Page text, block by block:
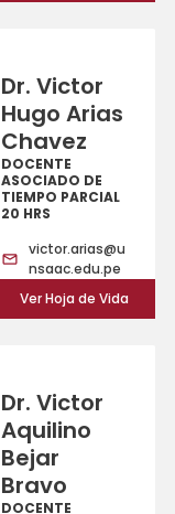
Dr. Victor
Hugo Arias
Chavez
DOCENTE
ASOCIADO DE
TIEMPO PARCIAL
20 HRS
victor.arias@u
nsaac.edu.pe
Ver Hoja de Vida
Dr. Victor
Aquilino
Bejar
Bravo
DOCENTE